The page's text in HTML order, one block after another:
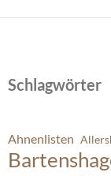
Schlagwörter
Ahnenlisten